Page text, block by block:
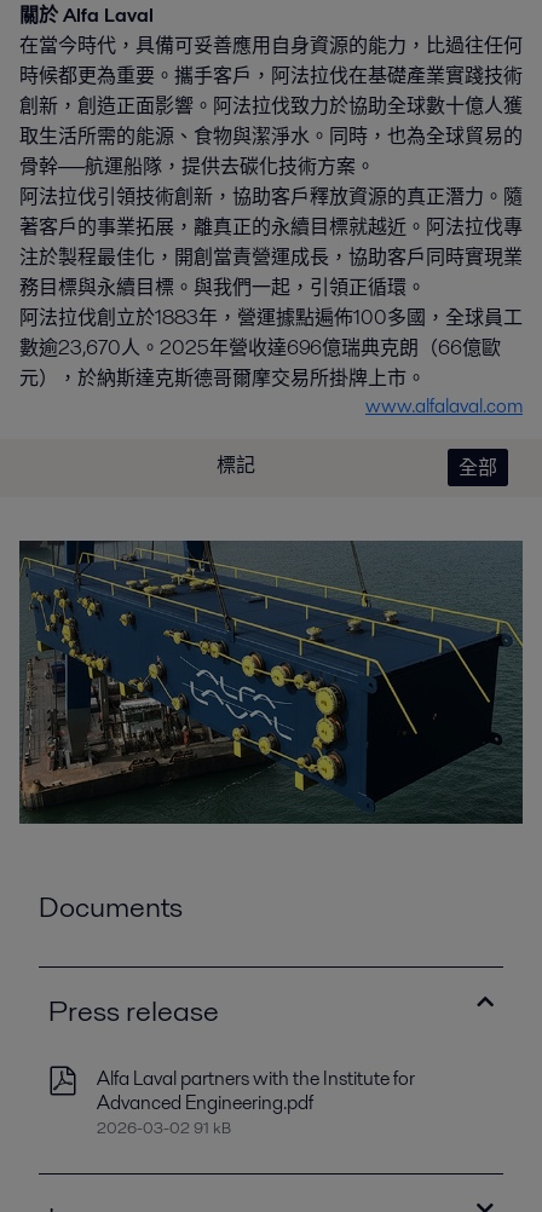
關於Alfa Laval
在當今時代，具備可妥善應用自身資源的能力，比過往任何
時候都更為重要。攜手客戶，阿法拉伐在基礎產業實踐技術
創新，創造正面影響。阿法拉伐致力於協助全球數十億人獲
取生活所需的能源、食物與潔淨水。同時，也為全球貿易的
骨幹──航運船隊，提供去碳化技術方案。
阿法拉伐引領技術創新，協助客戶釋放資源的真正潛力。隨
著客戶的事業拓展，離真正的永續目標就越近。阿法拉伐專
注於製程最佳化，開創當責營運成長，協助客戶同時實現業
務目標與永續目標。與我們一起，引領正循環。
阿法拉伐創立於1883年，營運據點遍佈100多國，全球員工
數逾23,670人。2025年營收達696億瑞典克朗（66億歐
元），於納斯達克斯德哥爾摩交易所掛牌上市。
www.alfalaval.com
標記 全部
Documents
Press release
Alfa Laval partners with the Institute for
Advanced Engineering.pdf
2026-03-02 91 kB